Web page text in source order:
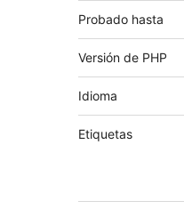
Probado hasta
Versión de PHP
Idioma
Etiquetas